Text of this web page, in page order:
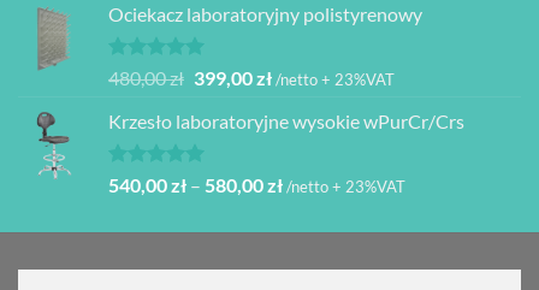
Ociekacz laboratoryjny polistyrenowy
Oceniono
na 5
480,00zł Pierwotna
wynosiła:
480,00 zł.
399,00złAktualna
wynosi:
/netto + 23%VAT
Krzesło laboratoryjne wysokie wPurCr/Crs
Oceniono
na 5
540,00zł – 580,00złZakres
od
/netto + 23%VAT